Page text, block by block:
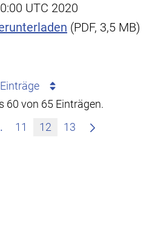
UTC 2020
(PDF, 3,5 MB)
60 von 65 Einträgen.
Zwischenseiten Navigieren mit
11 12 13